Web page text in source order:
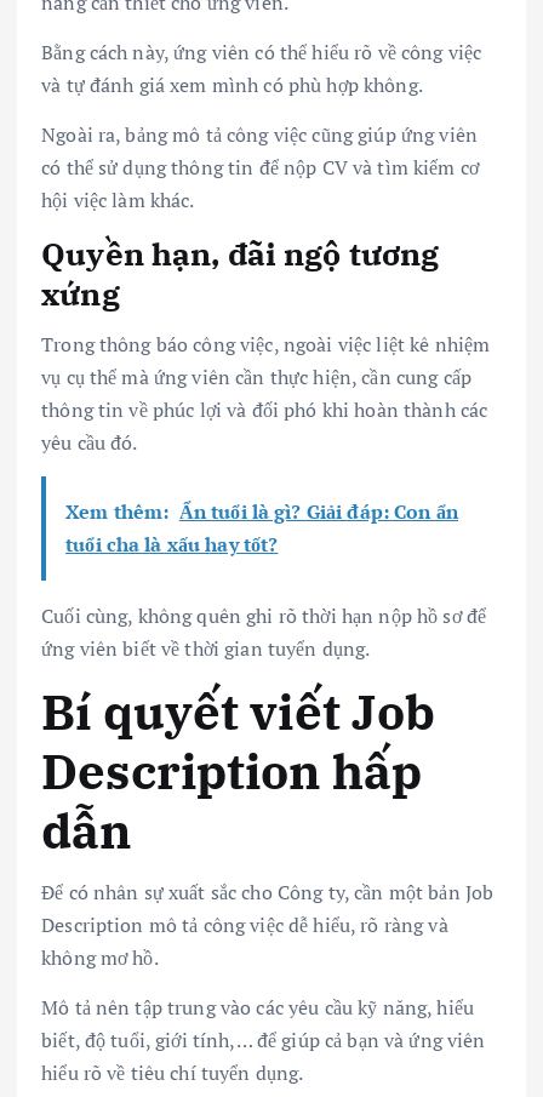
Bằng cách này, ứng viên có thể hiểu rõ về công việc
và tự đánh giá xem mình có phù hợp không.
Ngoài ra, bảng mô tả công việc cũng giúp ứng viên
có thể sử dụng thông tin để nộp CV và tìm kiếm cơ
hội việc làm khác.
Quyền hạn, đãi ngộ tương
xứng
Trong thông báo công việc, ngoài việc liệt kê nhiệm
vụ cụ thể mà ứng viên cần thực hiện, cần cung cấp
thông tin về phúc lợi và đối phó khi hoàn thành các
yêu cầu đó.
Xem thêm: Ẩn tuổi là gì? Giải đáp: Con ẩn
tuổi cha là xấu hay tốt?
Cuối cùng, không quên ghi rõ thời hạn nộp hồ sơ để
ứng viên biết về thời gian tuyển dụng.
Bí quyết viết Job
Description hấp
dẫn
Để có nhân sự xuất sắc cho Công ty, cần một bản Job
Description mô tả công việc dễ hiểu, rõ ràng và
không mơ hồ.
Mô tả nên tập trung vào các yêu cầu kỹ năng, hiểu
biết, độ tuổi, giới tính,… để giúp cả bạn và ứng viên
hiểu rõ về tiêu chí tuyển dụng.